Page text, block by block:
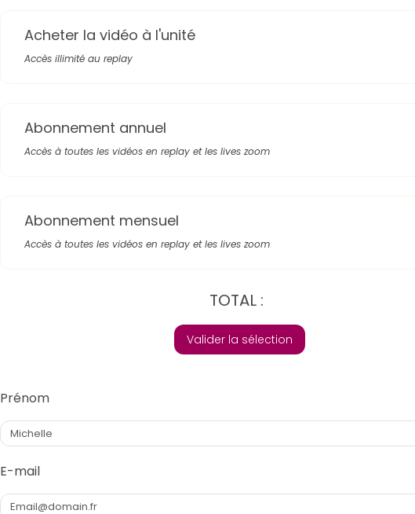
Acheter la vidéo à l'unité
Accès illimité au replay
Abonnement annuel
Accès à toutes les vidéos en replay et les lives zoom
Abonnement mensuel
Accès à toutes les vidéos en replay et les lives zoom
TOTAL :
Valider la sélection
Prénom
E-mail